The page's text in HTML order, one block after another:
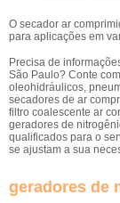
O secador ar
para aplicações em
Precisa de
São Paulo? Conte
oleohidráulicos,
secadores de ar
filtro coalescente ar
geradores de
qualificados para o
se ajustam a sua
geradores de